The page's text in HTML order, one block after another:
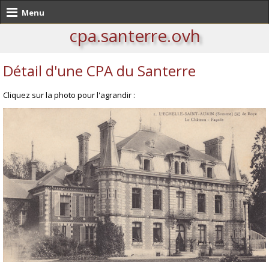
Menu
cpa.santerre.ovh
Détail d'une CPA du Santerre
Cliquez sur la photo pour l'agrandir :